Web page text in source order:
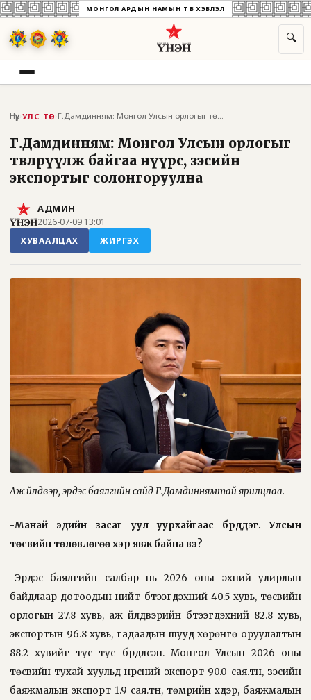
МОНГОЛ АРДЫН НАМЫН ТӨВ ХЭВЛЭЛ
🔍
Нүүр УЛС ТӨР Г.Дамдинням: Монгол Улсын орлогыг төвлөр...
Г.Дамдинням: Монгол Улсын орлогыг
төвлөрүүлж байгаа нүүрс, зэсийн
экспортыг солонгоруулна
АДМИН
2026-07-09 13:01
ХУВААЛЦАХ
ЖИРГЭХ
Аж үйлдвэр, эрдэс баялгийн сайд Г.Дамдиннямтай ярилцлаа.
-Манай эдийн засаг уул уурхайгаас бүрддэг. Улсын
төсвийн төлөвлөгөө хэр явж байна вэ?
-Эрдэс баялгийн салбар нь 2026 оны эхний улирлын
байдлаар дотоодын нийт бүтээгдэхүүний 40.5 хувь, төсвийн
орлогын 27.8 хувь, аж үйлдвэрийн бүтээгдэхүүний 82.8 хувь,
экспортын 96.8 хувь, гадаадын шууд хөрөнгө оруулалтын
88.2 хувийг тус тус бүрдүүлсэн. Монгол Улсын 2026 оны
төсвийн тухай хуульд нүүрсний экспорт 90.0 сая.тн, зэсийн
баяжмалын экспорт 1.9 сая.тн, төмрийн хүдэр, баяжмалын